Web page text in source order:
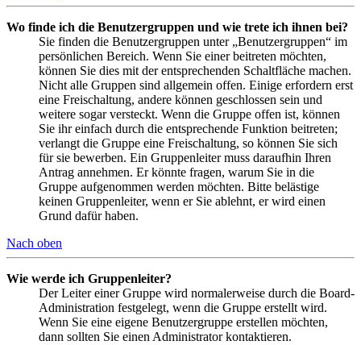
Wo finde ich die Benutzergruppen und wie trete ich ihnen bei?
Sie finden die Benutzergruppen unter „Benutzergruppen“ im
persönlichen Bereich. Wenn Sie einer beitreten möchten,
können Sie dies mit der entsprechenden Schaltfläche machen.
Nicht alle Gruppen sind allgemein offen. Einige erfordern erst
eine Freischaltung, andere können geschlossen sein und
weitere sogar versteckt. Wenn die Gruppe offen ist, können
Sie ihr einfach durch die entsprechende Funktion beitreten;
verlangt die Gruppe eine Freischaltung, so können Sie sich
für sie bewerben. Ein Gruppenleiter muss daraufhin Ihren
Antrag annehmen. Er könnte fragen, warum Sie in die
Gruppe aufgenommen werden möchten. Bitte belästige
keinen Gruppenleiter, wenn er Sie ablehnt, er wird einen
Grund dafür haben.
Nach oben
Wie werde ich Gruppenleiter?
Der Leiter einer Gruppe wird normalerweise durch die Board-
Administration festgelegt, wenn die Gruppe erstellt wird.
Wenn Sie eine eigene Benutzergruppe erstellen möchten,
dann sollten Sie einen Administrator kontaktieren.